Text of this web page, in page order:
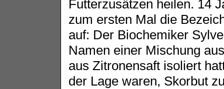
Futterzusätzen heilen. 14
zum ersten Mal die
auf: Der Biochemiker
Namen einer Mischung
aus Zitronensaft isoliert
der Lage waren, Skorbut